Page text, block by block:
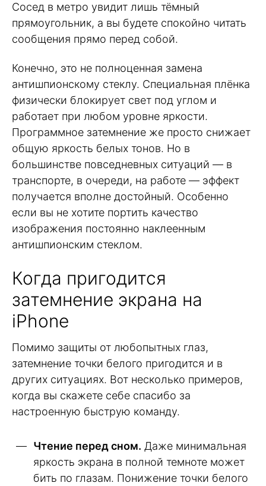
Сосед в метро увидит лишь тёмный
прямоугольник, а вы будете спокойно читать
сообщения прямо перед собой.
Конечно, это не полноценная замена
антишпионскому стеклу. Специальная плёнка
физически блокирует свет под углом и
работает при любом уровне яркости.
Программное затемнение же просто снижает
общую яркость белых тонов. Но в
большинстве повседневных ситуаций — в
транспорте, в очереди, на работе — эффект
получается вполне достойный. Особенно
если вы не хотите портить качество
изображения постоянно наклеенным
антишпионским стеклом.
Когда пригодится
затемнение экрана на
iPhone
Помимо защиты от любопытных глаз,
затемнение точки белого пригодится и в
других ситуациях. Вот несколько примеров,
когда вы скажете себе спасибо за
настроенную быструю команду.
Чтение перед сном. Даже минимальная
яркость экрана в полной темноте может
бить по глазам. Понижение точки белого